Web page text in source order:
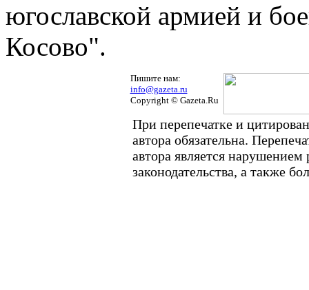
югославской армией и
Косово".
Пишите нам:
info@gazeta.ru
Copyright © Gazeta.Ru
При перепечатке и
автора обязательна.
автора является
законодательства, а также